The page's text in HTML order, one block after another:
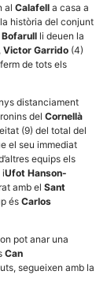
al Calafell a casa a
història del conjunt
li deuen la
Victor Garrido (4)
de tots els
distanciament
del Cornellà
(9) del total del
el seu immediat
equips els
iUfot Hanson-
amb el Sant
és Carlos
pot anar una
Can
segueixen amb la
el
tan